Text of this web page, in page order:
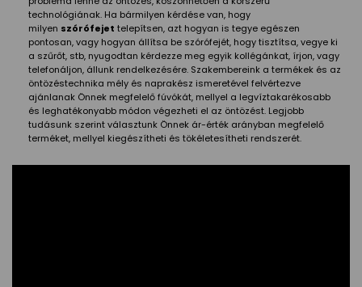
technológiának. Ha bármilyen kérdése van, hogy
milyen szórófejet telepítsen, azt hogyan is tegye egészen
pontosan, vagy hogyan állítsa be szórófejét, hogy tisztítsa, vegye ki
a szűrőt, stb, nyugodtan kérdezze meg egyik kollégánkat, írjon, vagy
telefonáljon, állunk rendelkezésére. Szakembereink a termékek és az
öntözéstechnika mély és naprakész ismeretével felvértezve
ajánlanak Önnek megfelelő fúvókát, mellyel a legvíztakarékosabb
és leghatékonyabb módon végezheti el az öntözést. Legjobb
tudásunk szerint választunk Önnek ár-érték arányban megfelelő
terméket, mellyel kiegészítheti és tökéletesítheti rendszerét.